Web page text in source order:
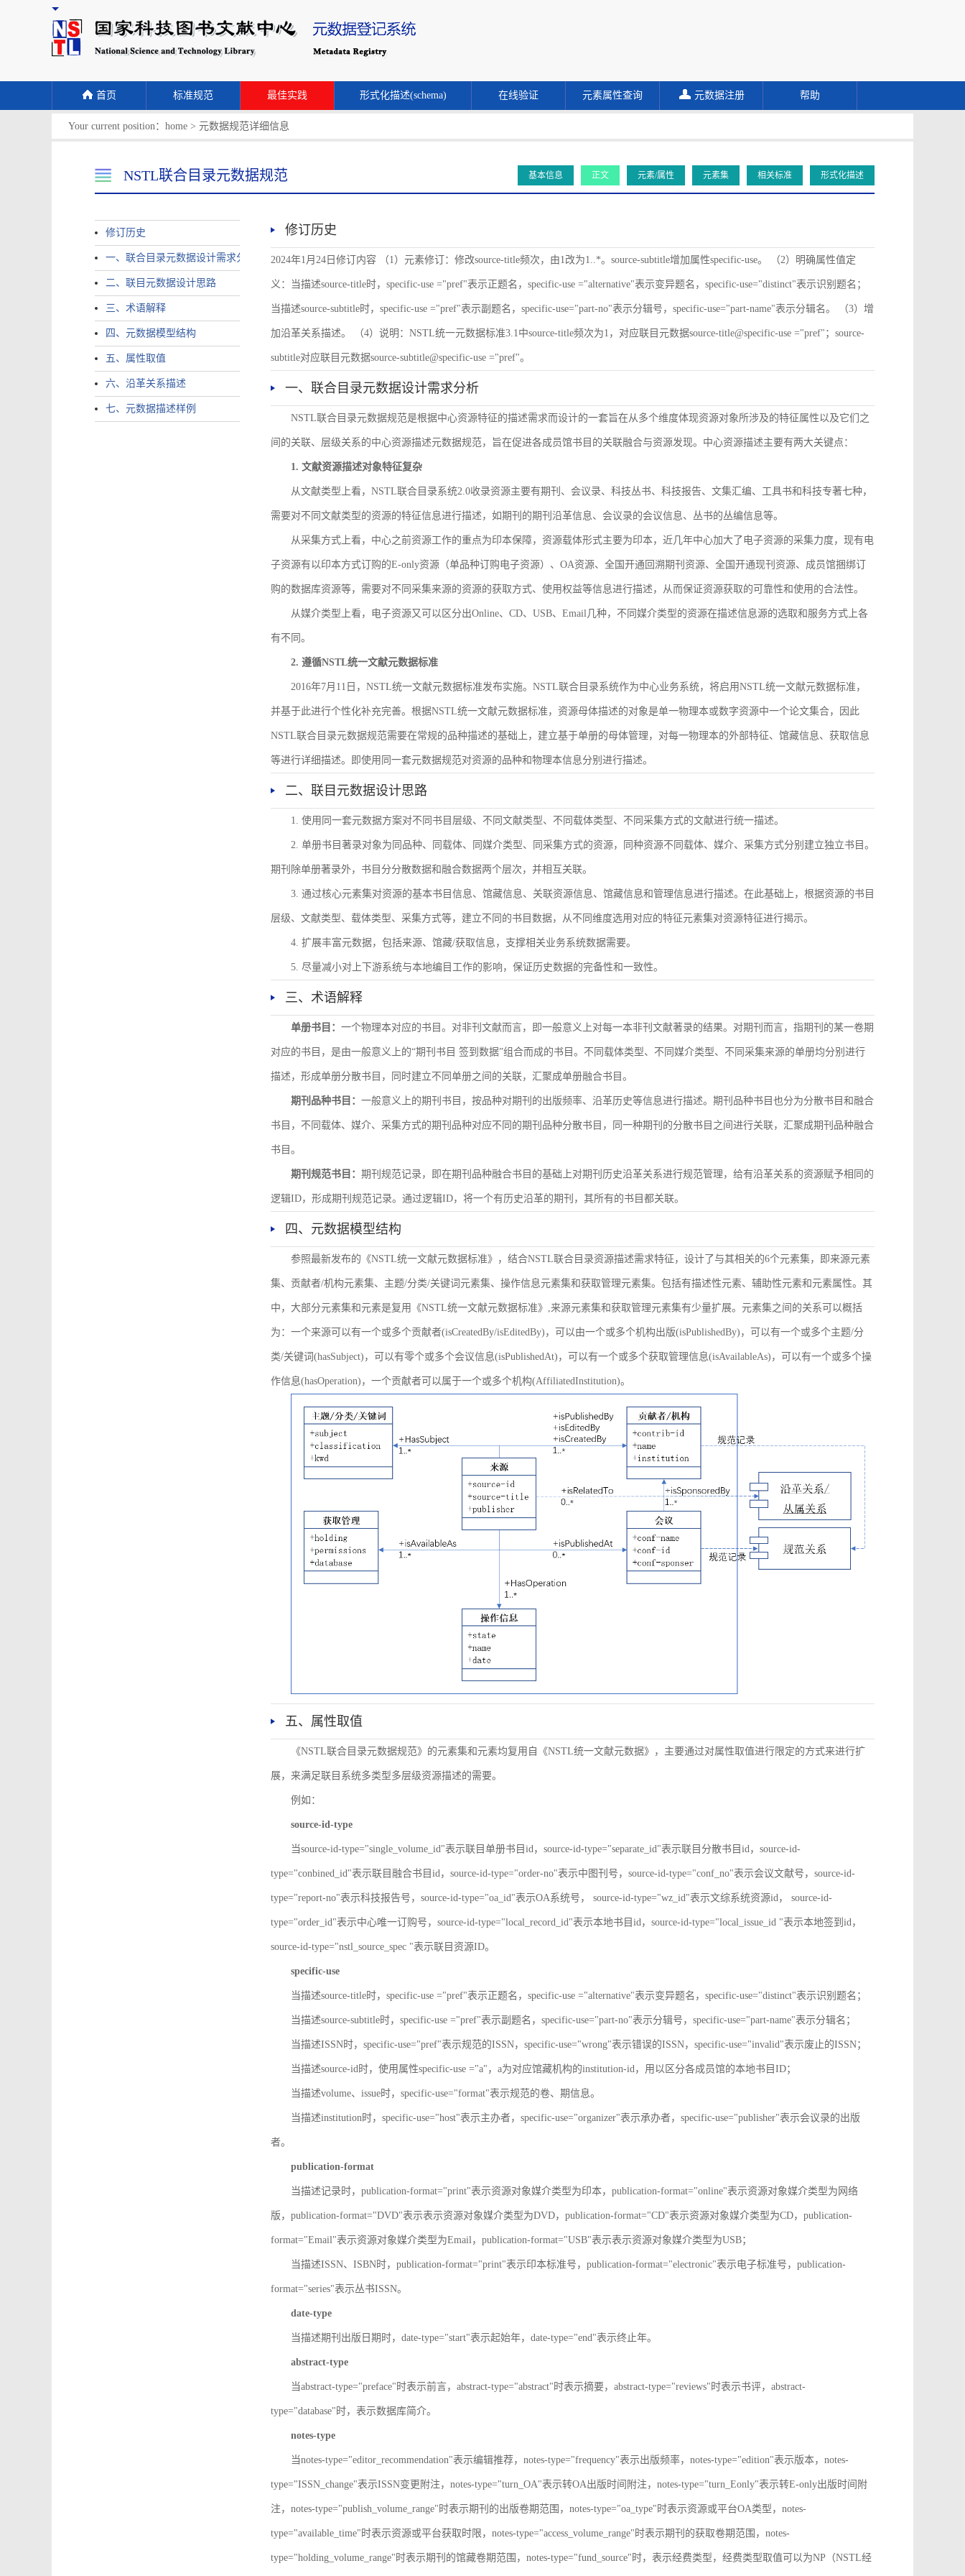
首页 标准规范 最佳实践 形式化描述(schema) 在线验证 元素属性查询 元数据注册 帮助
Your current position： home > 元数据规范详细信息
NSTL联合目录元数据规范 基本信息 正文 元素/属性 元素集 相关标准 形式化描述
修订历史
一、联合目录元数据设计需求分析
二、联目元数据设计思路
三、术语解释
四、元数据模型结构
五、属性取值
六、沿革关系描述
七、元数据描述样例
修订历史
2024年1月24日修订内容 （1）元素修订：修改source-title频次，由1改为1..*。source-subtitle增加属性specific-use。 （2）明确属性值定
义：当描述source-title时，specific-use ="pref"表示正题名，specific-use ="alternative"表示变异题名，specific-use="distinct"表示识别题名；
当描述source-subtitle时，specific-use ="pref"表示副题名，specific-use="part-no"表示分辑号，specific-use="part-name"表示分辑名。 （3）增
加沿革关系描述。 （4）说明：NSTL统一元数据标准3.1中source-title频次为1，对应联目元数据source-title@specific-use ="pref"；source-
subtitle对应联目元数据source-subtitle@specific-use ="pref"。
一、联合目录元数据设计需求分析
NSTL联合目录元数据规范是根据中心资源特征的描述需求而设计的一套旨在从多个维度体现资源对象所涉及的特征属性以及它们之
间的关联、层级关系的中心资源描述元数据规范，旨在促进各成员馆书目的关联融合与资源发现。中心资源描述主要有两大关键点：
1. 文献资源描述对象特征复杂
从文献类型上看，NSTL联合目录系统2.0收录资源主要有期刊、会议录、科技丛书、科技报告、文集汇编、工具书和科技专著七种，
需要对不同文献类型的资源的特征信息进行描述，如期刊的期刊沿革信息、会议录的会议信息、丛书的丛编信息等。
从采集方式上看，中心之前资源工作的重点为印本保障，资源载体形式主要为印本，近几年中心加大了电子资源的采集力度，现有电
子资源有以印本方式订购的E-only资源（单品种订购电子资源）、OA资源、全国开通回溯期刊资源、全国开通现刊资源、成员馆捆绑订
购的数据库资源等，需要对不同采集来源的资源的获取方式、使用权益等信息进行描述，从而保证资源获取的可靠性和使用的合法性。
从媒介类型上看，电子资源又可以区分出Online、CD、USB、Email几种，不同媒介类型的资源在描述信息源的选取和服务方式上各
有不同。
2. 遵循NSTL统一文献元数据标准
2016年7月11日，NSTL统一文献元数据标准发布实施。NSTL联合目录系统作为中心业务系统，将启用NSTL统一文献元数据标准，
并基于此进行个性化补充完善。根据NSTL统一文献元数据标准，资源母体描述的对象是单一物理本或数字资源中一个论文集合，因此
NSTL联合目录元数据规范需要在常规的品种描述的基础上，建立基于单册的母体管理，对每一物理本的外部特征、馆藏信息、获取信息
等进行详细描述。即使用同一套元数据规范对资源的品种和物理本信息分别进行描述。
二、联目元数据设计思路
1. 使用同一套元数据方案对不同书目层级、不同文献类型、不同载体类型、不同采集方式的文献进行统一描述。
2. 单册书目著录对象为同品种、同载体、同媒介类型、同采集方式的资源，同种资源不同载体、媒介、采集方式分别建立独立书目。
期刊除单册著录外，书目分分散数据和融合数据两个层次，并相互关联。
3. 通过核心元素集对资源的基本书目信息、馆藏信息、关联资源信息、馆藏信息和管理信息进行描述。在此基础上，根据资源的书目
层级、文献类型、载体类型、采集方式等，建立不同的书目数据，从不同维度选用对应的特征元素集对资源特征进行揭示。
4. 扩展丰富元数据，包括来源、馆藏/获取信息，支撑相关业务系统数据需要。
5. 尽量减小对上下游系统与本地编目工作的影响，保证历史数据的完备性和一致性。
三、术语解释
单册书目： 一个物理本对应的书目。对非刊文献而言，即一般意义上对每一本非刊文献著录的结果。对期刊而言，指期刊的某一卷期
对应的书目，是由一般意义上的“期刊书目 签到数据”组合而成的书目。不同载体类型、不同媒介类型、不同采集来源的单册均分别进行
描述，形成单册分散书目，同时建立不同单册之间的关联，汇聚成单册融合书目。
期刊品种书目： 一般意义上的期刊书目，按品种对期刊的出版频率、沿革历史等信息进行描述。期刊品种书目也分为分散书目和融合
书目，不同载体、媒介、采集方式的期刊品种对应不同的期刊品种分散书目，同一种期刊的分散书目之间进行关联，汇聚成期刊品种融合
书目。
期刊规范书目： 期刊规范记录，即在期刊品种融合书目的基础上对期刊历史沿革关系进行规范管理，给有沿革关系的资源赋予相同的
逻辑ID，形成期刊规范记录。通过逻辑ID，将一个有历史沿革的期刊，其所有的书目都关联。
四、元数据模型结构
参照最新发布的《NSTL统一文献元数据标准》，结合NSTL联合目录资源描述需求特征，设计了与其相关的6个元素集，即来源元素
集、贡献者/机构元素集、主题/分类/关键词元素集、操作信息元素集和获取管理元素集。包括有描述性元素、辅助性元素和元素属性。其
中，大部分元素集和元素是复用《NSTL统一文献元数据标准》,来源元素集和获取管理元素集有少量扩展。元素集之间的关系可以概括
为：一个来源可以有一个或多个贡献者(isCreatedBy/isEditedBy)，可以由一个或多个机构出版(isPublishedBy)，可以有一个或多个主题/分
类/关键词(hasSubject)，可以有零个或多个会议信息(isPublishedAt)，可以有一个或多个获取管理信息(isAvailableAs)，可以有一个或多个操
作信息(hasOperation)，一个贡献者可以属于一个或多个机构(AffiliatedInstitution)。
五、属性取值
《NSTL联合目录元数据规范》的元素集和元素均复用自《NSTL统一文献元数据》，主要通过对属性取值进行限定的方式来进行扩
展，来满足联目系统多类型多层级资源描述的需要。
例如：
source-id-type
当source-id-type="single_volume_id"表示联目单册书目id，source-id-type="separate_id"表示联目分散书目id，source-id-
type="conbined_id"表示联目融合书目id，source-id-type="order-no"表示中图刊号，source-id-type="conf_no"表示会议文献号，source-id-
type="report-no"表示科技报告号，source-id-type="oa_id"表示OA系统号， source-id-type="wz_id"表示文综系统资源id， source-id-
type="order_id"表示中心唯一订购号，source-id-type="local_record_id"表示本地书目id，source-id-type="local_issue_id "表示本地签到id，
source-id-type="nstl_source_spec "表示联目资源ID。
specific-use
当描述source-title时，specific-use ="pref"表示正题名，specific-use ="alternative"表示变异题名，specific-use="distinct"表示识别题名；
当描述source-subtitle时，specific-use ="pref"表示副题名，specific-use="part-no"表示分辑号，specific-use="part-name"表示分辑名；
当描述ISSN时，specific-use="pref"表示规范的ISSN，specific-use="wrong"表示错误的ISSN，specific-use="invalid"表示废止的ISSN；
当描述source-id时，使用属性specific-use ="a"，a为对应馆藏机构的institution-id，用以区分各成员馆的本地书目ID；
当描述volume、issue时，specific-use="format"表示规范的卷、期信息。
当描述institution时，specific-use="host"表示主办者，specific-use="organizer"表示承办者，specific-use="publisher"表示会议录的出版
者。
publication-format
当描述记录时，publication-format="print"表示资源对象媒介类型为印本，publication-format="online"表示资源对象媒介类型为网络
版，publication-format="DVD"表示表示资源对象媒介类型为DVD，publication-format="CD"表示资源对象媒介类型为CD，publication-
format="Email"表示资源对象媒介类型为Email，publication-format="USB"表示表示资源对象媒介类型为USB；
当描述ISSN、ISBN时，publication-format="print"表示印本标准号，publication-format="electronic"表示电子标准号，publication-
format="series"表示丛书ISSN。
date-type
当描述期刊出版日期时，date-type="start"表示起始年，date-type="end"表示终止年。
abstract-type
当abstract-type="preface"时表示前言，abstract-type="abstract"时表示摘要，abstract-type="reviews"时表示书评，abstract-
type="database"时，表示数据库简介。
notes-type
当notes-type="editor_recommendation"表示编辑推荐，notes-type="frequency"表示出版频率，notes-type="edition"表示版本，notes-
type="ISSN_change"表示ISSN变更附注，notes-type="turn_OA"表示转OA出版时间附注，notes-type="turn_Eonly"表示转E-only出版时间附
注，notes-type="publish_volume_range"时表示期刊的出版卷期范围，notes-type="oa_type"时表示资源或平台OA类型，notes-
type="available_time"时表示资源或平台获取时限，notes-type="access_volume_range"时表示期刊的获取卷期范围，notes-
type="holding_volume_range"时表示期刊的馆藏卷期范围，notes-type="fund_source"时，表示经费类型，经费类型取值可以为NP（NSTL经